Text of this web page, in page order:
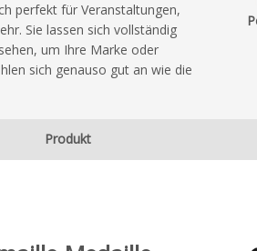
perfekt für Veranstaltungen,
Sie lassen sich vollständig
um Ihre Marke oder
sich genauso gut an wie die
Produkt